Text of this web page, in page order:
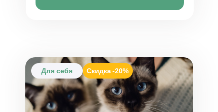
Для себя Скидка -20%